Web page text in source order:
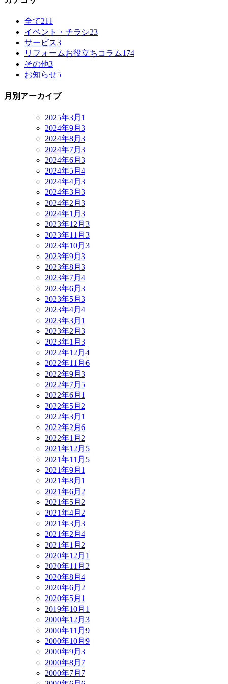
全て211
イベント・チラシ23
サービス3
リフォームお役立ちコラム174
その他3
お知らせ5
月別アーカイブ
2025年3月 1
2024年9月 3
2024年8月 3
2024年7月 3
2024年6月 3
2024年5月 4
2024年4月 3
2024年3月 3
2024年2月 3
2024年1月 3
2023年12月 3
2023年11月 3
2023年10月 3
2023年9月 3
2023年8月 3
2023年7月 4
2023年6月 3
2023年5月 3
2023年4月 4
2023年3月 1
2023年2月 3
2023年1月 3
2022年12月 4
2022年11月 6
2022年9月 3
2022年7月 5
2022年6月 1
2022年5月 2
2022年3月 1
2022年2月 6
2022年1月 2
2021年12月 5
2021年11月 5
2021年9月 1
2021年8月 1
2021年6月 2
2021年5月 2
2021年4月 2
2021年3月 3
2021年2月 4
2021年1月 2
2020年12月 1
2020年11月 2
2020年8月 4
2020年6月 2
2020年5月 1
2019年10月 1
2000年12月 3
2000年11月 9
2000年10月 9
2000年9月 3
2000年8月 7
2000年7月 7